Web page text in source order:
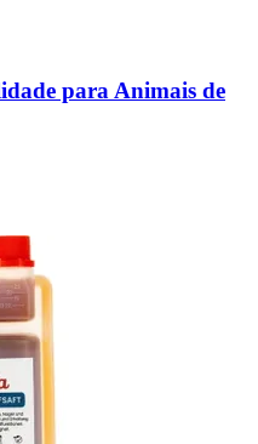
para Animais de